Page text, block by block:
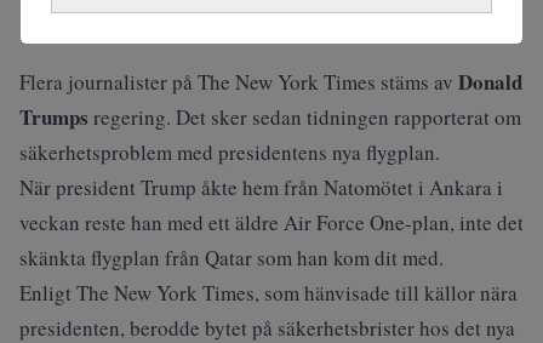
Flera journalister på The New York Times stäms av Donald
Trumps regering. Det sker sedan tidningen rapporterat om
säkerhetsproblem med presidentens nya flygplan.
När president Trump åkte hem från Natomötet i Ankara i
veckan reste han med ett äldre Air Force One-plan, inte det
skänkta flygplan från Qatar som han kom dit med.
Enligt The New York Times, som hänvisade till källor nära
presidenten, berodde bytet på säkerhetsbrister hos det nya